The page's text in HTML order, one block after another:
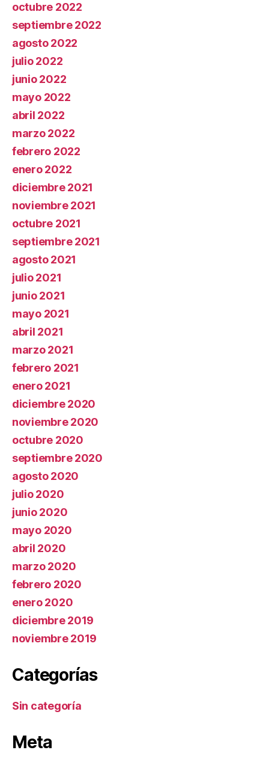
octubre 2022
septiembre 2022
agosto 2022
julio 2022
junio 2022
mayo 2022
abril 2022
marzo 2022
febrero 2022
enero 2022
diciembre 2021
noviembre 2021
octubre 2021
septiembre 2021
agosto 2021
julio 2021
junio 2021
mayo 2021
abril 2021
marzo 2021
febrero 2021
enero 2021
diciembre 2020
noviembre 2020
octubre 2020
septiembre 2020
agosto 2020
julio 2020
junio 2020
mayo 2020
abril 2020
marzo 2020
febrero 2020
enero 2020
diciembre 2019
noviembre 2019
Categorías
Sin categoría
Meta